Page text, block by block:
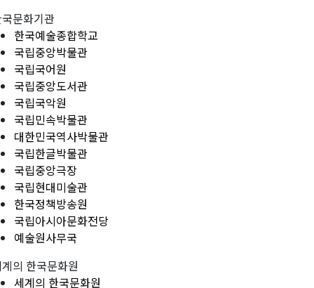
문화기관
한국예술종합학교
국립중앙박물관
국립국어원
국립중앙도서관
국립국악원
국립민속박물관
대한민국역사박물관
국립한글박물관
국립중앙극장
국립현대미술관
한국정책방송원
국립아시아문화전당
예술원사무국
의 한국문화원
세계의 한국문화원